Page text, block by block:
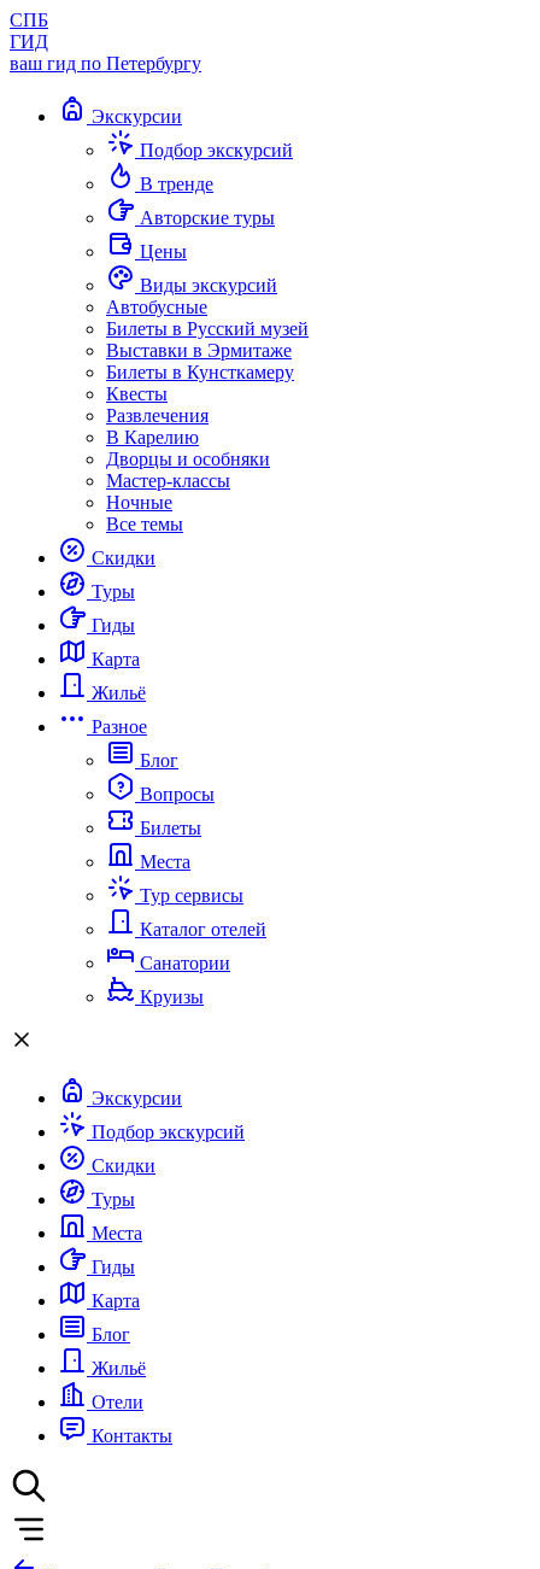
СПБ
ГИД
ваш гид по Петербургу
Экскурсии
Подбор экскурсий
В тренде
Авторские туры
Цены
Виды экскурсий
Автобусные
Билеты в Русский музей
Выставки в Эрмитаже
Билеты в Кунсткамеру
Квесты
Развлечения
В Карелию
Дворцы и особняки
Мастер-классы
Ночные
Все темы
Скидки
Туры
Гиды
Карта
Жильё
Разное
Блог
Вопросы
Билеты
Места
Тур сервисы
Каталог отелей
Санатории
Круизы
Экскурсии
Подбор экскурсий
Скидки
Туры
Места
Гиды
Карта
Блог
Жильё
Отели
Контакты